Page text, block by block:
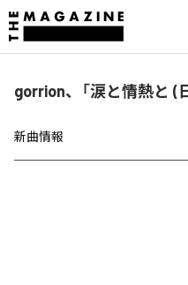
gorrion、「涙と情熱と (
新曲情報